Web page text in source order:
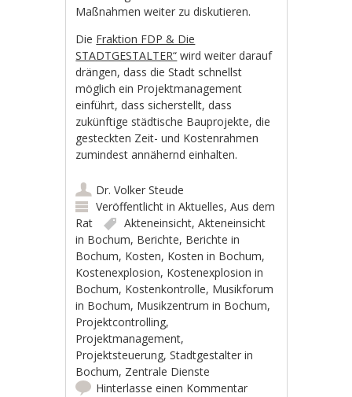
Maßnahmen weiter zu diskutieren.
Die Fraktion FDP & Die
STADTGESTALTER“ wird weiter darauf
drängen, dass die Stadt schnellst
möglich ein Projektmanagement
einführt, dass sicherstellt, dass
zukünftige städtische Bauprojekte, die
gesteckten Zeit- und Kostenrahmen
zumindest annähernd einhalten.
Dr. Volker Steude
Veröffentlicht inAktuelles,Aus dem
Rat
Akteneinsicht,Akteneinsicht
in Bochum, Berichte, Berichte in
Bochum, Kosten, Kosten in Bochum,
Kostenexplosion, Kostenexplosion in
Bochum, Kostenkontrolle, Musikforum
in Bochum, Musikzentrum in Bochum,
Projektcontrolling,
Projektmanagement,
Projektsteuerung,Stadtgestalter in
Bochum, Zentrale Dienste
Hinterlasse einen Kommentar